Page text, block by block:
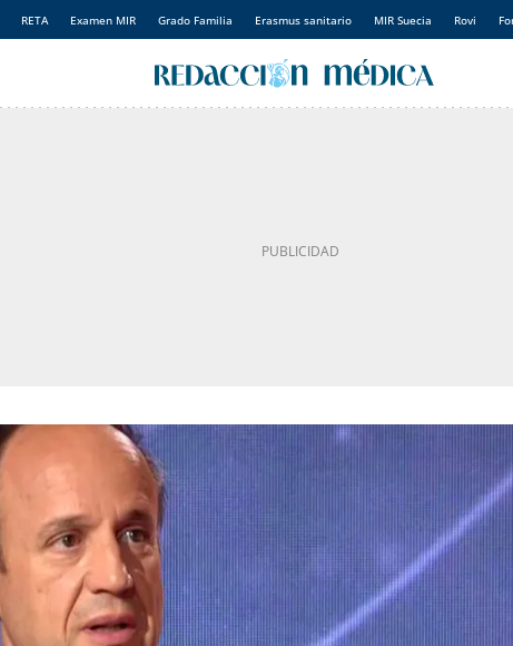
RETA Examen MIR Grado Familia Erasmus sanitario MIR Suecia Rovi